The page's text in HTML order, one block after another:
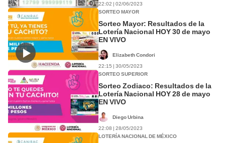
22:02 | 02/06/2023
SORTEO MAYOR
Sorteo Mayor: Resultados de la
Lotería Nacional HOY 30 de mayo
EN VIVO
Elizabeth Condori
22:15 | 30/05/2023
SORTEO SUPERIOR
Sorteo Zodiaco: Resultados de la
Lotería Nacional HOY 28 de mayo
EN VIVO
Diego Urbina
22:08 | 28/05/2023
LOTERÍA NACIONAL DE MÉXICO